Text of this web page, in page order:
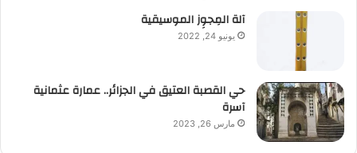
آلة المِجوِز الموسيقية‎‎
يونيو 24, 2022
حي القصبة العتيق في الجزائر.. عمارة عثمانية
آسرة
مارس 26, 2023